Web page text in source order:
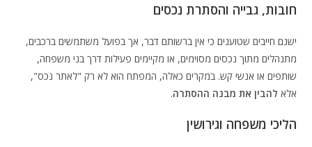
חובות, גבייה והסתרת נכסים
ישנם חייבים שטוענים כי אין ברשותם דבר, אך בפועל משתמשים ברכבים,
מתנהלים מתוך נכסים מסוימים, או מקיימים פעילות דרך בני משפחה,
שותפים או אנשי קש. במקרים כאלה, המפתח הוא לא רק "לאתר נכס",
אלא להבין את מבנה ההסתרה.
הליכי משפחה וגירושין